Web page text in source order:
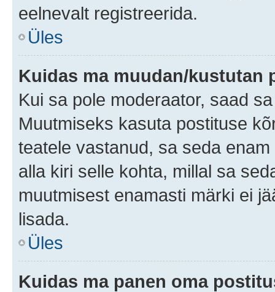
eelnevalt registreerida.
Üles
Kuidas ma muudan/kustutan
Kui sa pole moderaator, saad
Muutmiseks kasuta postituse
teatele vastanud, sa seda
alla kiri selle kohta, millal sa
muutmisest enamasti märki ei
lisada.
Üles
Kuidas ma panen oma